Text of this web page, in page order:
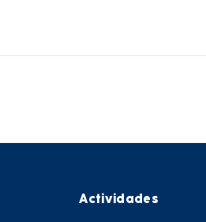
Actividades